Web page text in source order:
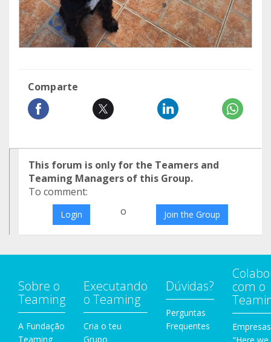
Comparte
This forum is only for the Teamers and
Teaming Managers of this Group.
To comment:
Login o Join the Group
Sobre o
Teaming
A Fundação
Teaming
Executando
o Teaming
Cria o teu
Grupo
Dúvidas?
Perguntas
Frequentes
com o
Empresas